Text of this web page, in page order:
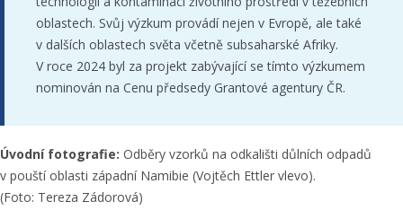
oblastech. Svůj výzkum provádí nejen v Evropě, ale také
v dalších oblastech světa včetně subsaharské Afriky.
V roce 2024 byl za projekt zabývající se tímto výzkumem
nominován na Cenu předsedy Grantové agentury ČR.
Úvodní fotografie: Odběry vzorků na odkališti důlních odpadů
v pouští oblasti západní Namibie (Vojtěch Ettler vlevo).
(Foto: Tereza Zádorová)